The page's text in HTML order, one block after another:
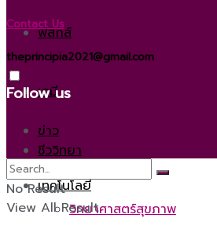
ฟิสิกส์
เคมี
ชีววิทยา
วิทยาศาสตร์สุขภาพ
ข่าว
เทคโนโลยี
Contact Us
theprincipia2021@gmail.com
Follow us
No Result
View All Result